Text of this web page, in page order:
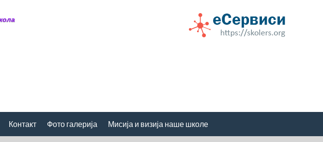
Контакт Фото галерија Мисија и визија наше школе